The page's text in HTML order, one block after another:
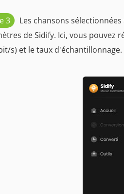
3
Les chansons
de Sidify. Ici, vous pouvez
s) et le taux d'échantillonnage.